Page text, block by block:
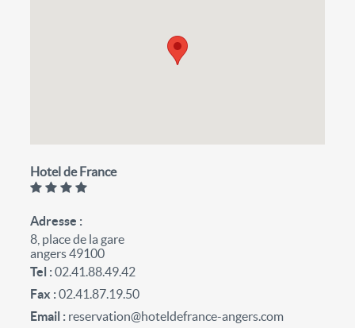
Hotel de France
Adresse
8, place de la gare
angers 49100
Tel 02.41.88.49.42
Fax
02.41.87.19.50
Email
reservation@hoteldefrance-angers.com